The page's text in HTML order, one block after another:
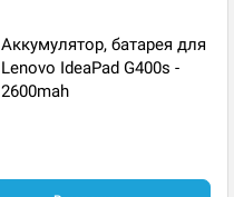
Аккумулятор, батарея для
Lenovo IdeaPad G400s -
2600mah